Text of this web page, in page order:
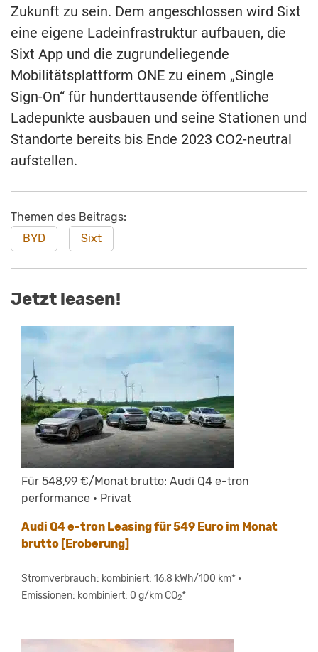
Zukunft zu sein. Dem angeschlossen wird Sixt
eine eigene Ladeinfrastruktur aufbauen, die
Sixt App und die zugrundeliegende
Mobilitätsplattform ONE zu einem „Single
Sign-On“ für hunderttausende öffentliche
Ladepunkte ausbauen und seine Stationen und
Standorte bereits bis Ende 2023 CO2-neutral
aufstellen.
Themen des Beitrags:
BYD
Sixt
Jetzt leasen!
Für 548,99 €/Monat brutto: Audi Q4 e-tron
performance • Privat
Audi Q4 e-tron Leasing für 549 Euro im Monat
brutto [Eroberung]
Stromverbrauch: kombiniert: 16,8 kWh/100 km* •
Emissionen: kombiniert: 0 g/km CO2*